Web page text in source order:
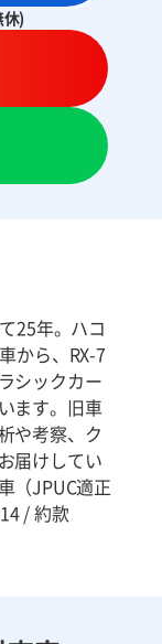
)
25年。ハコ
から、RX-7
シックカー
ます。旧車
や考察、ク
届けしてい
（JPUC適正
/ 約款